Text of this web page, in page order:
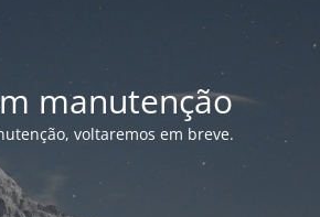
manutenção
voltaremos em breve.